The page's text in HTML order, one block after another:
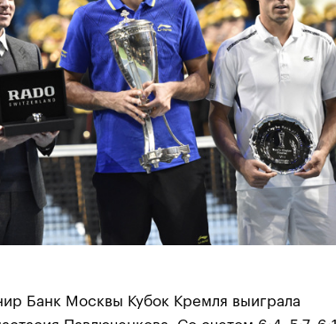
Банк Москвы Кубок Кремля выиграла